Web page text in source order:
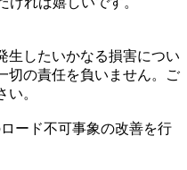
したいかなる損害につい
切の責任を負いません。ご
。
ード不可事象の改善を行